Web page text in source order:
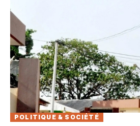
POLITIQUE & SOCIÉTÉ